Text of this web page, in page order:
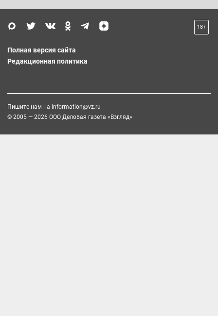
18+
Полная версия сайта
Редакционная политика
Пишите нам на information@vz.ru
© 2005 — 2026 ООО Деловая газета «Взгляд»